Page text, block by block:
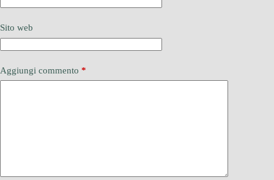
Sito web
Aggiungi commento *